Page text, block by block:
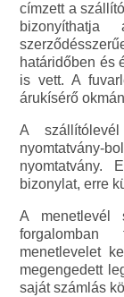
címzett a
határidőben és
is vett. A
árukísérő
A
nyomtatvány.
bizonylat, erre
A menetlevél
menetlevelet
megengedett
saját számlás